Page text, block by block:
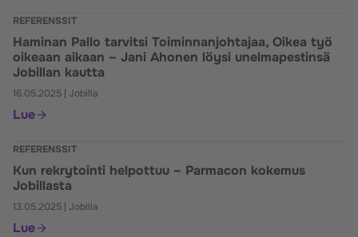
REFERENSSIT
Haminan Pallo tarvitsi Toiminnanjohtajaa, Oikea työ
oikeaan aikaan – Jani Ahonen löysi unelmapestinsä
Jobillan kautta
16.05.2025 Jobilla
Lue
REFERENSSIT
Kun rekrytointi helpottuu – Parmacon kokemus
Jobillasta
13.05.2025 Jobilla
Lue